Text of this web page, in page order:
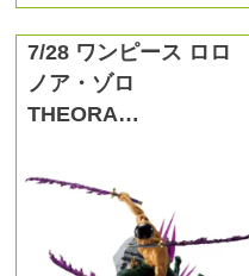
7/28 ワンピース ロロ
ノア・ゾロ
THEORA…